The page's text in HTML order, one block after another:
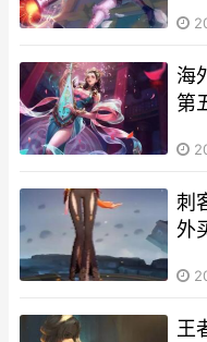
海
第
刺
外
间
王